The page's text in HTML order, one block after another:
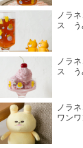
ノラ
ス う
ノラ
ス う
ノラ
ワン